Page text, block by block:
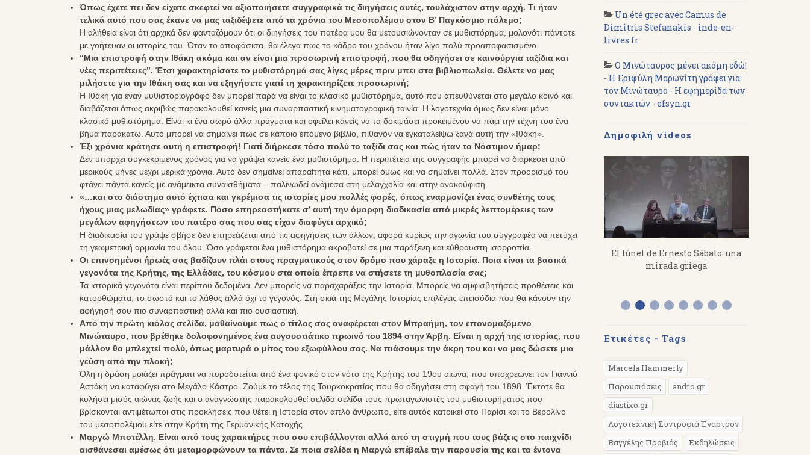
Όπως έχετε πει δεν είχατε σκεφτεί να αξιοποιήσετε συγγραφικά τις διηγήσεις αυτές, τουλάχιστον στην αρχή. Τι ήταν
τελικά αυτό που σας έκανε να μας ταξιδέψετε από τα χρόνια του Μεσοπολέμου στον Β’ Παγκόσμιο πόλεμο;
Η αλήθεια είναι ότι αρχικά δεν φανταζόμουν ότι οι διηγήσεις του πατέρα μου θα μετουσιώνονταν σε μυθιστόρημα, μολονότι πάντοτε
με γοήτευαν οι ιστορίες του. Όταν το αποφάσισα, θα έλεγα πως το κάδρο του χρόνου ήταν λίγο πολύ προαποφασισμένο.
“Μια επιστροφή στην Ιθάκη ακόμα και αν είναι μια προσωρινή επιστροφή, που θα οδηγήσει σε καινούργια ταξίδια και
νέες περιπέτειες”. Έτσι χαρακτηρίσατε το μυθιστόρημά σας λίγες μέρες πριν μπει στα βιβλιοπωλεία. Θέλετε να μας
μιλήσετε για την Ιθάκη σας και να εξηγήσετε γιατί τη χαρακτηρίζετε προσωρινή;
Η Ιθάκη για έναν μυθιστοριογράφο δεν μπορεί παρά να είναι το κλασικό μυθιστόρημα, αυτό που απευθύνεται στο μεγάλο κοινό και
διαβάζεται όπως ακριβώς παρακολουθεί κανείς μια συναρπαστική κινηματογραφική ταινία. Η λογοτεχνία όμως δεν είναι μόνο
κλασικό μυθιστόρημα. Είναι κι ένα σωρό άλλα πράγματα και οφείλει κανείς να τα δοκιμάσει προκειμένου να πάει την τέχνη του ένα
βήμα παρακάτω. Αυτό μπορεί να σημαίνει πως σε κάποιο επόμενο βιβλίο, πιθανόν να εγκαταλείψω ξανά αυτή την «Ιθάκη».
Έξι χρόνια κράτησε αυτή η επιστροφή! Γιατί διήρκεσε τόσο πολύ το ταξίδι σας και πώς ήταν το Νόστιμον ήμαρ;
Δεν υπάρχει συγκεκριμένος χρόνος για να γράψει κανείς ένα μυθιστόρημα. Η περιπέτεια της συγγραφής μπορεί να διαρκέσει από
μερικούς μήνες μέχρι μερικά χρόνια. Αυτό δεν σημαίνει απαραίτητα κάτι, μπορεί όμως και να σημαίνει πολλά. Στον προορισμό του
φτάνει πάντα κανείς με ανάμεικτα συναισθήματα – παλινωδεί ανάμεσα στη μελαγχολία και στην ανακούφιση.
«…και στο διάστημα αυτό έχτισα και γκρέμισα τις ιστορίες μου πολλές φορές, όπως εναρμονίζει ένας συνθέτης τους
ήχους μιας μελωδίας» γράφετε. Πόσο επηρεαστήκατε σ’ αυτή την όμορφη διαδικασία από μικρές λεπτομέρειες των
μεγάλων αφηγήσεων του πατέρα σας που σας είχαν διαφύγει αρχικά;
Η διαδικασία του γράψε σβήσε δεν επηρεάζεται από τις αφηγήσεις των άλλων, αφορά κυρίως την αγωνία του συγγραφέα να πετύχει
τη γεωμετρική αρμονία του όλου. Όσο γράφεται ένα μυθιστόρημα ακροβατεί σε μια παράξενη και εύθραυστη ισορροπία.
Οι επινοημένοι ήρωές σας βαδίζουν πλάι στους πραγματικούς στον δρόμο που χάραξε η Ιστορία. Ποια είναι τα βασικά
γεγονότα της Κρήτης, της Ελλάδας, του κόσμου στα οποία έπρεπε να στήσετε τη μυθοπλασία σας;
Τα ιστορικά γεγονότα είναι περίπου δεδομένα. Δεν μπορείς να παραχαράξεις την Ιστορία. Μπορείς να αμφισβητήσεις προθέσεις και
κατορθώματα, το σωστό και το λάθος αλλά όχι το γεγονός. Στη σκιά της Μεγάλης Ιστορίας επιλέγεις επεισόδια που θα κάνουν την
αφήγησή σου πιο συναρπαστική αλλά και πιο ουσιαστική.
Από την πρώτη κιόλας σελίδα, μαθαίνουμε πως ο τίτλος σας αναφέρεται στον Μπραήμη, τον επονομαζόμενο
Μινώταυρο, που βρέθηκε δολοφονημένος ένα αυγουστιάτικο πρωινό του 1894 στην Άρβη. Είναι η αρχή της ιστορίας, που
μάλλον θα μπλεχτεί πολύ, όπως μαρτυρά ο μίτος του εξωφύλλου σας. Να πιάσουμε την άκρη του και να μας δώσετε μια
γεύση από την πλοκή;
Όλη η δράση μοιάζει πράγματι να πυροδοτείται από ένα φονικό στον νότο της Κρήτης του 19ου αιώνα, που υποχρεώνει τον Γιαννιό
Αστάκη να καταφύγει στο Μεγάλο Κάστρο. Ζούμε το τέλος της Τουρκοκρατίας που θα οδηγήσει στη σφαγή του 1898. Έκτοτε θα
κυλήσει μισός αιώνας ζωής και ο αναγνώστης παρακολουθεί σελίδα σελίδα τους πρωταγωνιστές του μυθιστορήματος που
βρίσκονται αντιμέτωποι στις προκλήσεις που θέτει η Ιστορία στον απλό άνθρωπο, είτε αυτός κατοικεί στο Παρίσι και το Βερολίνο
του μεσοπολέμου είτε στην Κρήτη της Γερμανικής Κατοχής.
Μαργώ Μποτέλλη. Είναι από τους χαρακτήρες που σου επιβάλλονται αλλά από τη στιγμή που τους βάζεις στο παιχνίδι
αισθάνεσαι αμέσως ότι μεταμορφώνουν τα πάντα. Σε ποια σελίδα η Μαργώ επέβαλε την παρουσία της και τα έντονα
Un été grec avec Camus de
Dimitris Stefanakis - inde-en-
livres.fr
Ο Μινώταυρος μένει ακόμη εδώ!
- Η Εριφύλη Μαρωνίτη γράφει για
τον Μινώταυρο - Η εφημερίδα των
συντακτών - efsyn.gr
Δημοφιλή videos
Εκδόσεις ΨΥΧΟΓΙΟΣ - Ο
Δ.Στεφανάκης αναγορεύεται
Ιππότης Γραμμάτων & Τεχνών
του Γαλλικού Κράτους
Εκδ.ΨΥΧΟΓΙΟΣ-Μέρες
Αλεξάνδρειας-Δημήτρης
Στεφανάκης
【AllenTalk】Dimitris
Stefanakis：Genius is a toil, you
have to work hard.
El túnel de Ernesto Sábato: una
mirada griega
Ετικέτες - Tags
Marcela Hammerly
Παρουσιάσεις
andro.gr
diastixo.gr
Λογοτεχνική Συντροφιά Έναστρον
Βαγγέλης Προβιάς
Εκδηλώσεις